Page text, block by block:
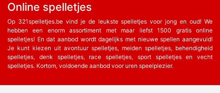
Online spelletjes
Op 321spelletjes.be vind je de leukste spelletjes voor jong en oud! We
hebben een enorm assortiment met maar liefst 1500 gratis online
spelletjes! En dat aanbod wordt dagelijks met nieuwe spellen aangevuld!
Je kunt kiezen uit avontuur spelletjes, meiden spelletjes, behendigheid
spelletjes, denk spelletjes, race spelletjes, sport spelletjes en vecht
spelletjes. Kortom, voldoende aanbod voor uren speelplezier.